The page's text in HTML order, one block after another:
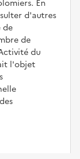
En
d'autres
de
de
du
l'objet